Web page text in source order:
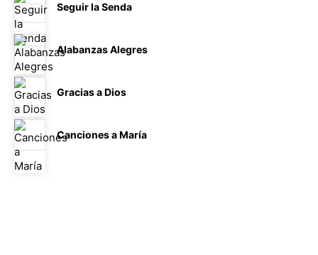
Seguir la Senda
Alabanzas Alegres
Gracias a Dios
Canciones a María